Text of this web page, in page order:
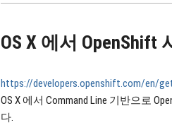
OS X 에서 OpenShift
https://developers.openshift.com/en/
OS X 에서 Command Line 기반으로
다.